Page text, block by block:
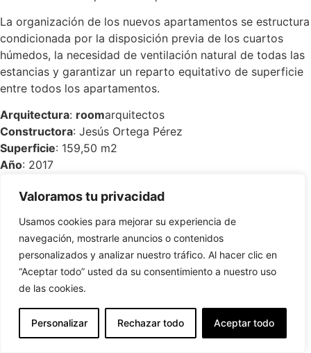
Valoramos tu privacidad
Usamos cookies para mejorar su experiencia de
navegación, mostrarle anuncios o contenidos
personalizados y analizar nuestro tráfico. Al hacer clic en
“Aceptar todo” usted da su consentimiento a nuestro uso
de las cookies.
Personalizar Rechazar todo Aceptar todo
La organización de los nuevos apartamentos se estructura
condicionada por la disposición previa de los cuartos
húmedos, la necesidad de ventilación natural de todas las
estancias y garantizar un reparto equitativo de superficie
entre todos los apartamentos.
Arquitectura: roomarquitectos
Constructora: Jesús Ortega Pérez
Superficie: 159,50 m2
Año: 2017
Español